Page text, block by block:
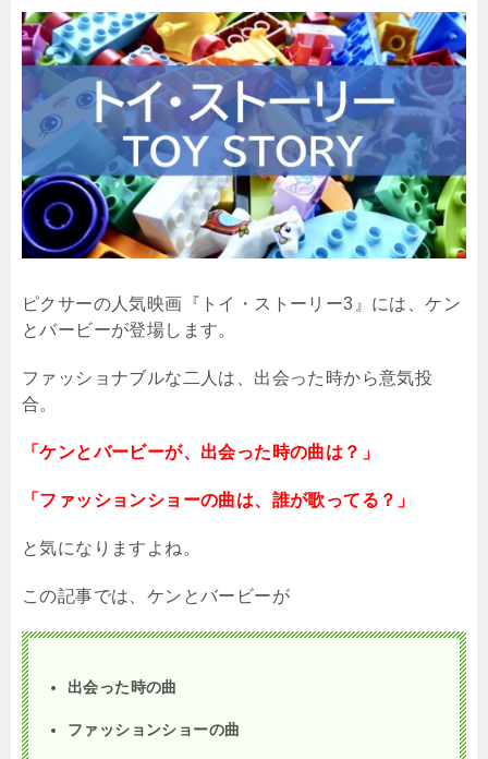
ピクサーの人気映画『トイ・ストーリー3 』には、ケン
とバービーが登場します。
ファッショナブルな二人は、出会った時から意気投
合。
「ケンとバービーが、出会った時の曲は？」
「ファッションショーの曲は、誰が歌ってる？」
と気になりますよね。
この記事では、ケンとバービーが
出会った時の曲
ファッションショーの曲